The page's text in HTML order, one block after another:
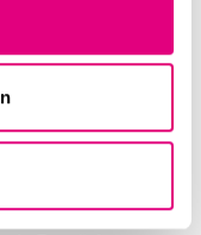
eine
dienen